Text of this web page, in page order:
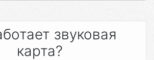
звуковая
карта?